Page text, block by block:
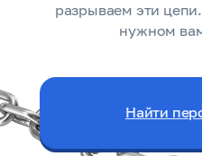
Найти
разрываем эти
нужном